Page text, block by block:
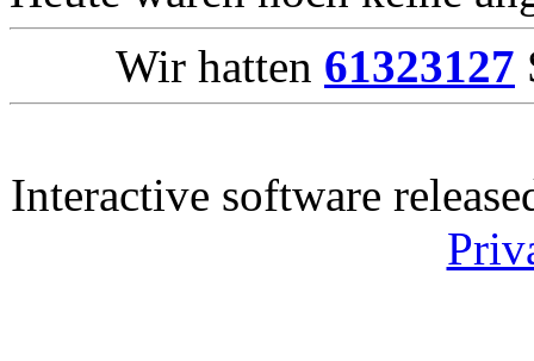
Wir hatten 61323127
Interactive software